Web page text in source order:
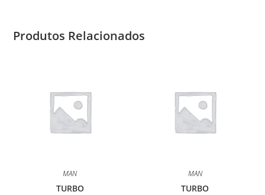
Produtos Relacionados
MAN
TURBO
MAN
TURBO